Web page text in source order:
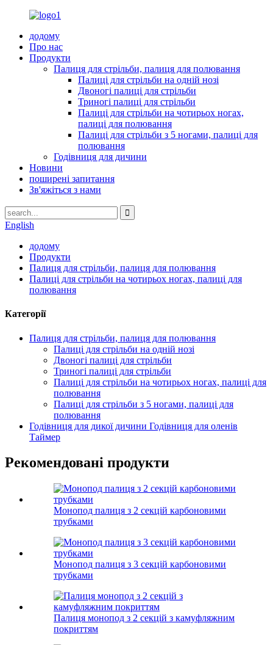
додому
Про нас
Продукти
Палиця для стрільби, палиця для полювання
Палиці для стрільби на одній нозі
Двоногі палиці для стрільби
Триногі палиці для стрільби
Палиці для стрільби на чотирьох ногах,
палиці для полювання
Палиці для стрільби з 5 ногами, палиці для
полювання
Годівниця для дичини
Новини
поширені запитання
Зв'яжіться з нами
English
додому
Продукти
Палиця для стрільби, палиця для полювання
Палиці для стрільби на чотирьох ногах, палиці для
полювання
Категорії
Палиця для стрільби, палиця для полювання
Палиці для стрільби на одній нозі
Двоногі палиці для стрільби
Триногі палиці для стрільби
Палиці для стрільби на чотирьох ногах, палиці для
полювання
Палиці для стрільби з 5 ногами, палиці для
полювання
Годівниця для дикої дичини Годівниця для оленів
Таймер
Рекомендовані продукти
Монопод палиця з 2 секцій карбоновими
трубками
Монопод палиця з 3 секцій карбоновими
трубками
Палиця монопод з 2 секцій з камуфляжним
покриттям